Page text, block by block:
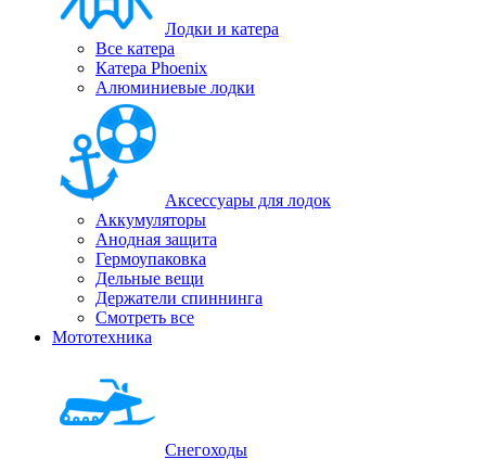
Лодки и катера
Все катера
Катера Phoenix
Алюминиевые лодки
Аксессуары для лодок
Аккумуляторы
Анодная защита
Гермоупаковка
Дельные вещи
Держатели спиннинга
Смотреть все
Мототехника
Снегоходы